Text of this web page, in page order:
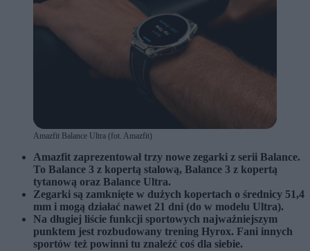
Amazfit Balance Ultra (fot. Amazfit)
Amazfit zaprezentował trzy nowe zegarki z serii Balance.
To Balance 3 z kopertą stalową, Balance 3 z kopertą
tytanową oraz Balance Ultra.
Zegarki są zamknięte w dużych kopertach o średnicy 51,4
mm i mogą działać nawet 21 dni (do w modelu Ultra).
Na długiej liście funkcji sportowych najważniejszym
punktem jest rozbudowany trening Hyrox. Fani innych
sportów też powinni tu znaleźć coś dla siebie.